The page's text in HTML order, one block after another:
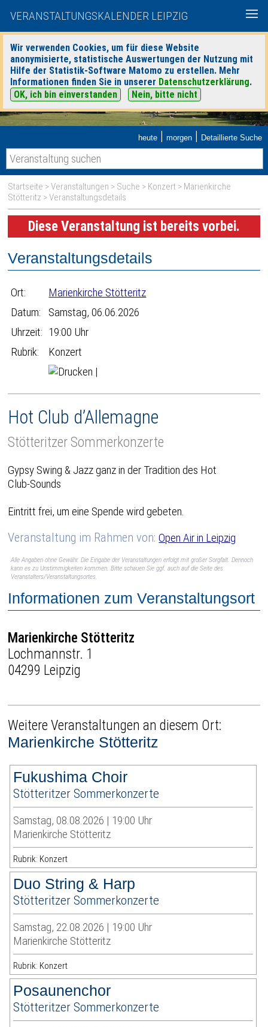
VERANSTALTUNGSKALENDER LEIPZIG
Wir verwenden Cookies, um für diese Website
anonymisierte, statistische Auswertungen der Nutzung mit
Hilfe der Statistik-Software Matomo zu erstellen. Mehr
Informationen finden Sie in unserer Datenschutzerklärung.
OK, ich bin einverstanden
Nein, bitte nicht
heute | morgen | Detaillierte Suche
Startseite >Veranstaltungen > Suche > Konzert > Marienkirche
Stötteritz > Veranstaltungsdetails
Diese Veranstaltung ist bereits vorbei.
Veranstaltungsdetails
Ort:
Marienkirche Stötteritz
Datum:
Samstag, 06.06.2026
Uhrzeit: 19:00 Uhr
Rubrik:
Konzert
|
Hot Club d’Allemagne
Stötteritzer Sommerkonzerte
Gypsy Swing & Jazz ganz in der Tradition des Hot
Club-Sounds
Eintritt frei, um eine Spende wird gebeten.
Veranstaltung im Rahmen von:Open Air in Leipzig
Alle Angaben ohne Gewähr. Die Eingabe der Veranstaltungen erfolgt mit großer Sorgfalt. Dennoch
kann es zu Unstimmigkeiten kommen. Bitte schauen Sie ggf. auch auf die Seite des
Veranstalters/Veranstaltungsortes.
Informationen zum Veranstaltungsort
Marienkirche Stötteritz
Lochmannstr. 1
04299 Leipzig
Weitere Veranstaltungen an diesem Ort:
Marienkirche Stötteritz
Fukushima Choir
Stötteritzer Sommerkonzerte
Samstag, 08.08.2026 | 19:00 Uhr
Marienkirche Stötteritz
Rubrik: Konzert
Duo String & Harp
Stötteritzer Sommerkonzerte
Samstag, 22.08.2026 | 19:00 Uhr
Marienkirche Stötteritz
Rubrik: Konzert
Posaunenchor
Stötteritzer Sommerkonzerte